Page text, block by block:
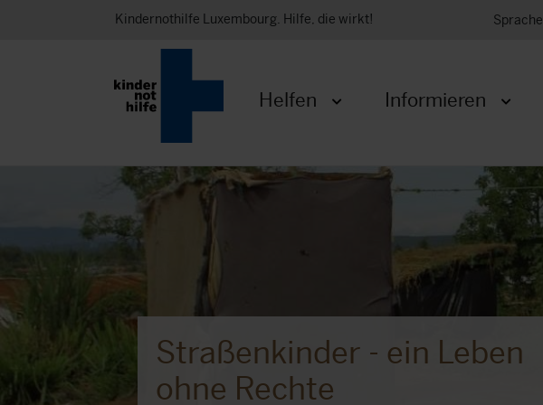
Kindernothilfe Luxembourg. Hilfe, die wirkt! Sprache
Helfen Informieren
Straßenkinder - ein Leben
ohne Rechte